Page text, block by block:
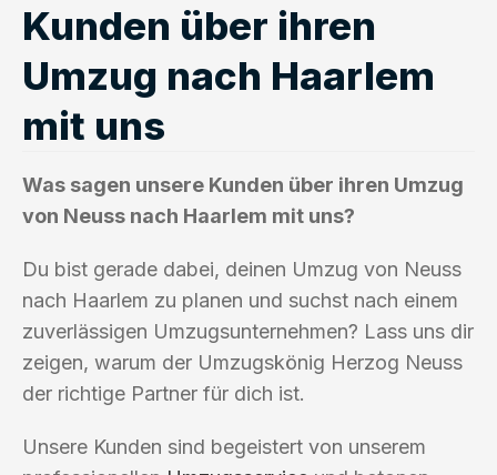
Kunden über ihren
Umzug nach Haarlem
mit uns
Was sagen unsere Kunden über ihren Umzug
von Neuss nach Haarlem mit uns?
Du bist gerade dabei, deinen Umzug von Neuss
nach Haarlem zu planen und suchst nach einem
zuverlässigen Umzugsunternehmen? Lass uns dir
zeigen, warum der Umzugskönig Herzog Neuss
der richtige Partner für dich ist.
Unsere Kunden sind begeistert von unserem